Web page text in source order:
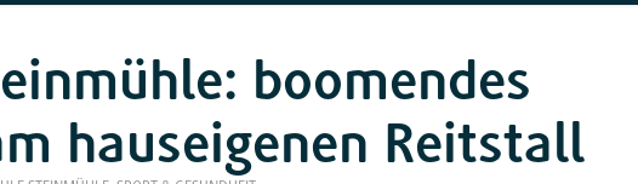
boomendes
hauseigenen Reitstall